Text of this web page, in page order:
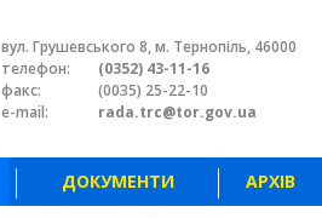
вул. Грушевського 8, м. Тернопіль, 46000
телефон:
(0352) 43-11-16
факс:
(0035) 25-22-10
e-mail:
rada.trc@tor.gov.ua
ДОКУМЕНТИ АРХІВ